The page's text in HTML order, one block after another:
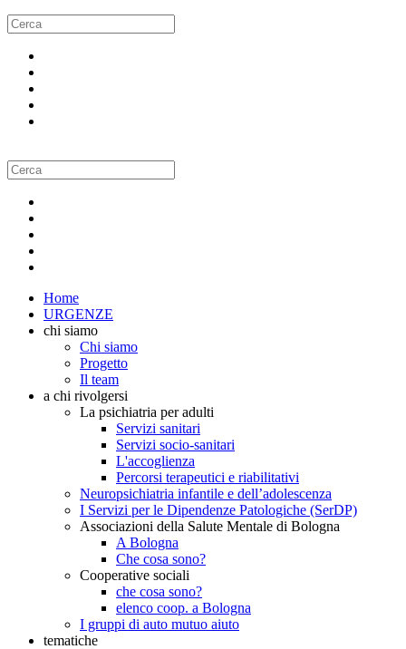
Home
URGENZE
chi siamo
Chi siamo
Progetto
Il team
a chi rivolgersi
La psichiatria per adulti
Servizi sanitari
Servizi socio-sanitari
L'accoglienza
Percorsi terapeutici e riabilitativi
Neuropsichiatria infantile e dell’adolescenza
I Servizi per le Dipendenze Patologiche (SerDP)
Associazioni della Salute Mentale di Bologna
A Bologna
Che cosa sono?
Cooperative sociali
che cosa sono?
elenco coop. a Bologna
I gruppi di auto mutuo aiuto
tematiche